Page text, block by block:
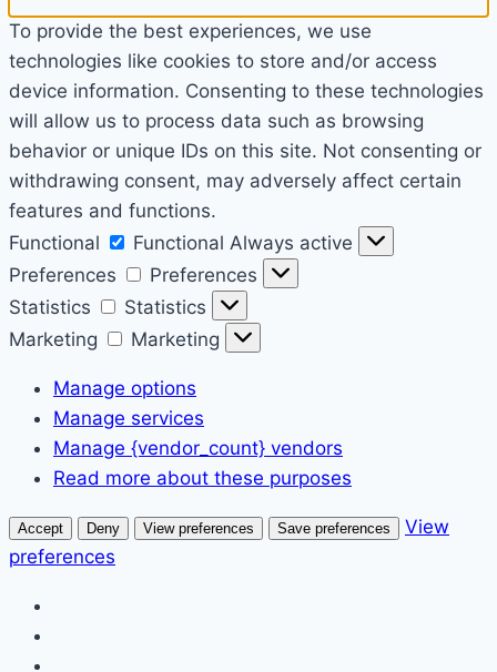
To provide the best experiences, we use
technologies like cookies to store and/or access
device information. Consenting to these technologies
will allow us to process data such as browsing
behavior or unique IDs on this site. Not consenting or
withdrawing consent, may adversely affect certain
features and functions.
Functional
Functional Always active
Preferences
Preferences
Statistics
Statistics
Marketing
Marketing
Manage options
Manage services
Manage {vendor_count} vendors
Read more about these purposes
Accept Deny View preferences Save preferences
View
preferences